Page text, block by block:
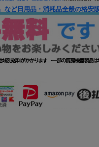
ど日用品・消耗品全般の格安